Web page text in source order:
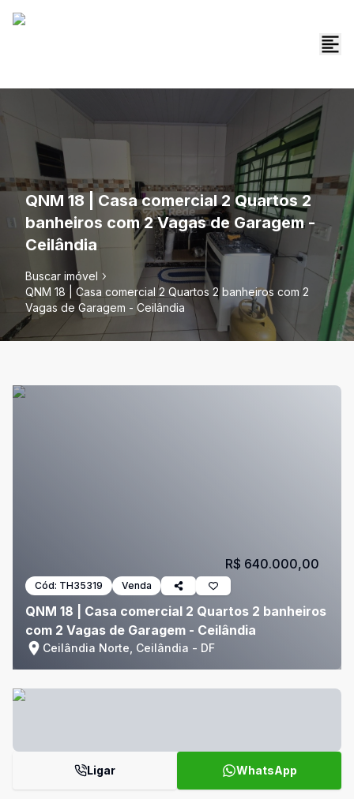
QNM 18 | Casa comercial 2 Quartos 2
banheiros com 2 Vagas de Garagem -
Ceilândia
Buscar imóvel
QNM 18 | Casa comercial 2 Quartos 2 banheiros com 2
Vagas de Garagem - Ceilândia
Cód: TH35319 Venda
QNM 18 | Casa comercial 2 Quartos 2 banheiros
com 2 Vagas de Garagem - Ceilândia
Ceilândia Norte, Ceilândia - DF
R$ 640.000,00
Ligar WhatsApp